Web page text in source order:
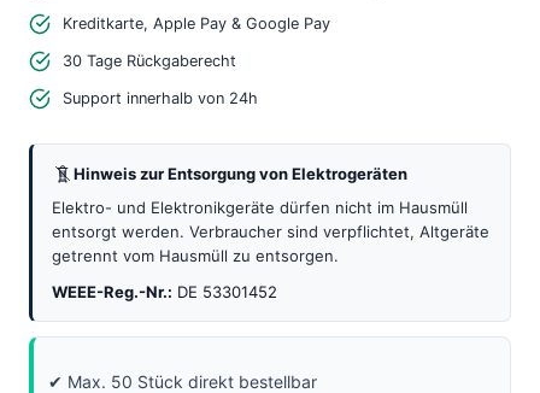
Leistungsstarkes
RGB
LED
Panel
für
ESP32
Kreditkarte, Apple Pay & Google Pay
30 Tage Rückgaberecht
Support innerhalb von 24h
Hinweis zur Entsorgung von Elektrogeräten
Elektro- und Elektronikgeräte dürfen nicht im Hausmüll
entsorgt werden. Verbraucher sind verpflichtet, Altgeräte
getrennt vom Hausmüll zu entsorgen.
WEEE-Reg.-Nr.: DE 53301452
✔ Max. 50 Stück direkt bestellbar